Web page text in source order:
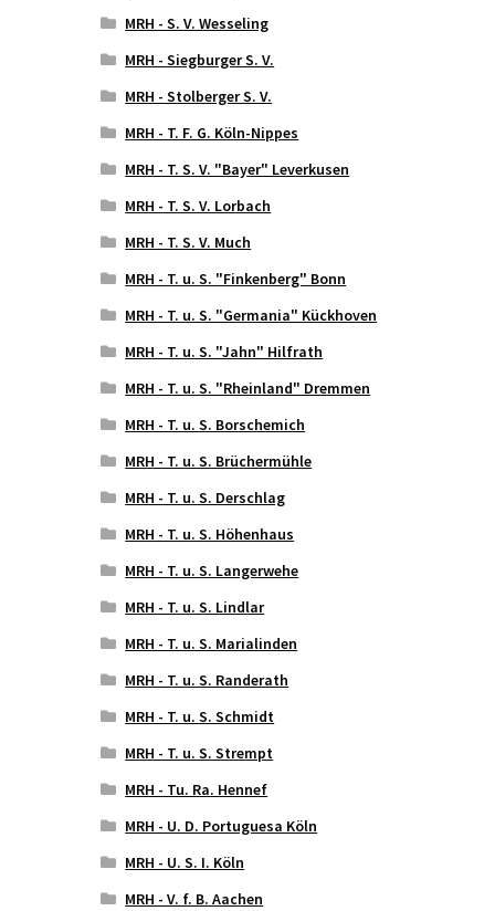
MRH - S. V. Wesseling
MRH - Siegburger S. V.
MRH - Stolberger S. V.
MRH - T. F. G. Köln-Nippes
MRH - T. S. V. "Bayer" Leverkusen
MRH - T. S. V. Lorbach
MRH - T. S. V. Much
MRH - T. u. S. "Finkenberg" Bonn
MRH - T. u. S. "Germania" Kückhoven
MRH - T. u. S. "Jahn" Hilfrath
MRH - T. u. S. "Rheinland" Dremmen
MRH - T. u. S. Borschemich
MRH - T. u. S. Brüchermühle
MRH - T. u. S. Derschlag
MRH - T. u. S. Höhenhaus
MRH - T. u. S. Langerwehe
MRH - T. u. S. Lindlar
MRH - T. u. S. Marialinden
MRH - T. u. S. Randerath
MRH - T. u. S. Schmidt
MRH - T. u. S. Strempt
MRH - Tu. Ra. Hennef
MRH - U. D. Portuguesa Köln
MRH - U. S. I. Köln
MRH - V. f. B. Aachen